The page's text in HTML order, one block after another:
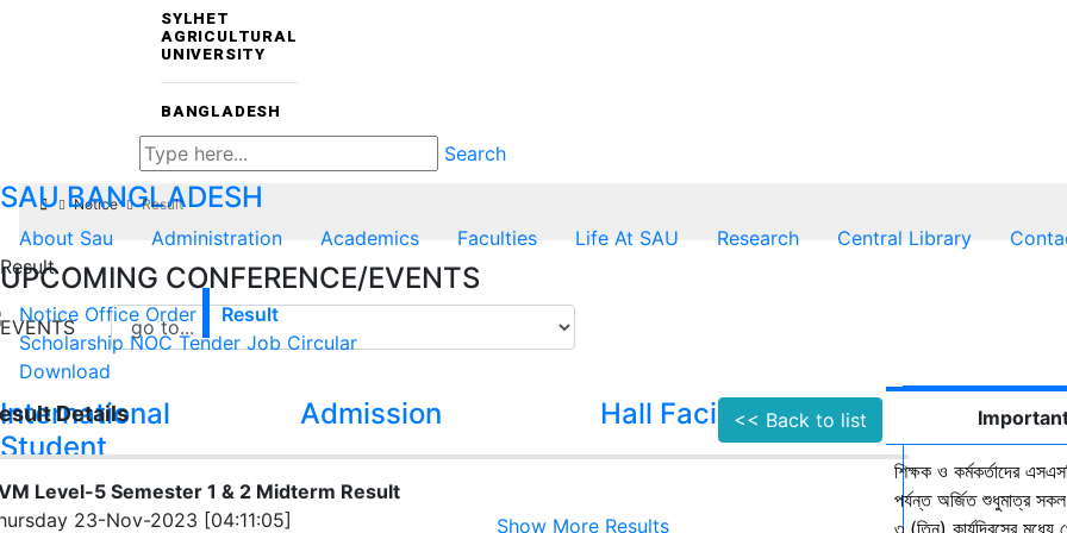
SYLHET
AGRICULTURAL
UNIVERSITY
BANGLADESH
Search
SAUBANGLADESH
About Sau Administration Academics Faculties Life At SAU Research Central Library
UPCOMING CONFERENCE/EVENTS
EVENTS
International
Student
Admission Hall Facilities Campus
Show More Results
Notice Result
Result
Notice Office Order
Result
Scholarship NOC Tender Job Circular
Download
Details << Back to list
Level-5 Semester 1 & 2 Midterm Result
23-Nov-2023 [04:11:05]
শিক্ষক ও কর্মকর্তাদের
পর্যন্ত অর্জিত শুধুমাত্র
৩ (তিন) কার্যদিবসের মধ্যে